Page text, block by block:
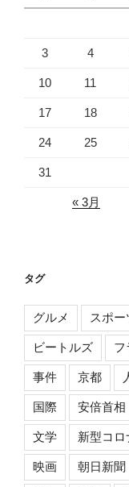
3 4
10 11
17 18
24 25
31
« 3月
タグ
グルメ スポー
ビートルズ フ
事件 京都
国際 安倍首相
文学 新型コロ
映画 朝日新聞